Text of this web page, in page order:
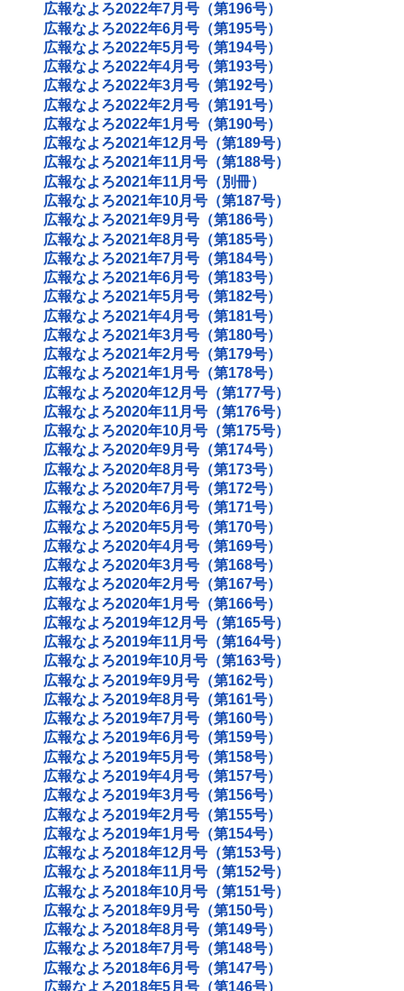
広報なよろ2022年7月号（第196号）
広報なよろ2022年6月号（第195号）
広報なよろ2022年5月号（第194号）
広報なよろ2022年4月号（第193号）
広報なよろ2022年3月号（第192号）
広報なよろ2022年2月号（第191号）
広報なよろ2022年1月号（第190号）
広報なよろ2021年12月号（第189号）
広報なよろ2021年11月号（第188号）
広報なよろ2021年11月号（別冊）
広報なよろ2021年10月号（第187号）
広報なよろ2021年9月号（第186号）
広報なよろ2021年8月号（第185号）
広報なよろ2021年7月号（第184号）
広報なよろ2021年6月号（第183号）
広報なよろ2021年5月号（第182号）
広報なよろ2021年4月号（第181号）
広報なよろ2021年3月号（第180号）
広報なよろ2021年2月号（第179号）
広報なよろ2021年1月号（第178号）
広報なよろ2020年12月号（第177号）
広報なよろ2020年11月号（第176号）
広報なよろ2020年10月号（第175号）
広報なよろ2020年9月号（第174号）
広報なよろ2020年8月号（第173号）
広報なよろ2020年7月号（第172号）
広報なよろ2020年6月号（第171号）
広報なよろ2020年5月号（第170号）
広報なよろ2020年4月号（第169号）
広報なよろ2020年3月号（第168号）
広報なよろ2020年2月号（第167号）
広報なよろ2020年1月号（第166号）
広報なよろ2019年12月号（第165号）
広報なよろ2019年11月号（第164号）
広報なよろ2019年10月号（第163号）
広報なよろ2019年9月号（第162号）
広報なよろ2019年8月号（第161号）
広報なよろ2019年7月号（第160号）
広報なよろ2019年6月号（第159号）
広報なよろ2019年5月号（第158号）
広報なよろ2019年4月号（第157号）
広報なよろ2019年3月号（第156号）
広報なよろ2019年2月号（第155号）
広報なよろ2019年1月号（第154号）
広報なよろ2018年12月号（第153号）
広報なよろ2018年11月号（第152号）
広報なよろ2018年10月号（第151号）
広報なよろ2018年9月号（第150号）
広報なよろ2018年8月号（第149号）
広報なよろ2018年7月号（第148号）
広報なよろ2018年6月号（第147号）
広報なよろ2018年5月号（第146号）